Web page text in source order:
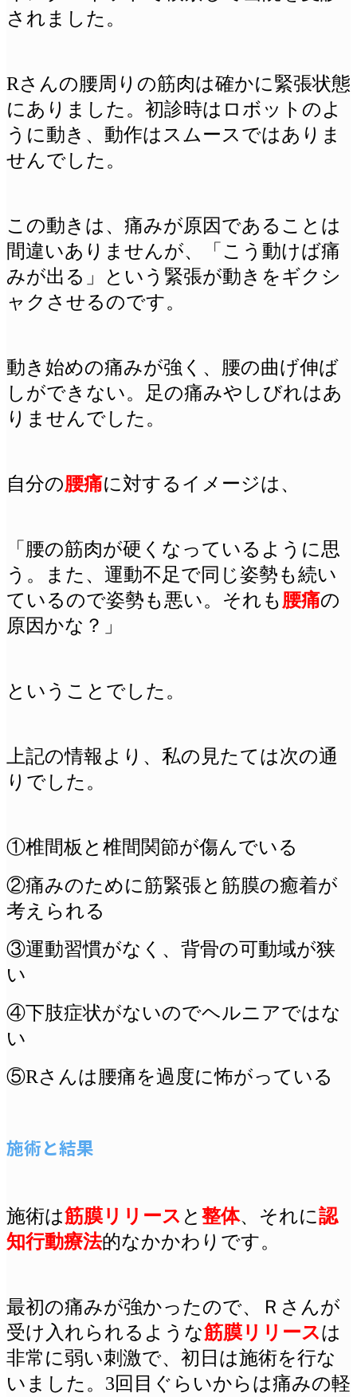
されました。
Rさんの腰周りの筋肉は確かに緊張状態
にありました。初診時はロボットのよ
うに動き、動作はスムースではありま
せんでした。
この動きは、痛みが原因であることは
間違いありませんが、「こう動けば痛
みが出る」という緊張が動きをギクシ
ャクさせるのです。
動き始めの痛みが強く、腰の曲げ伸ば
しができない。足の痛みやしびれはあ
りませんでした。
自分の腰痛に対するイメージは、
「 腰の筋肉が硬くなっているように思
う。また、運動不足で同じ姿勢も続い
ているので姿勢も悪い。それも腰痛の
原因かな？」
ということでした。
上記の情報より、私の見たては次の通
りでした。
①椎間板と椎間関節が傷んでいる
②痛みのために筋緊張と筋膜の癒着が
考えられる
③運動習慣がなく、背骨の可動域が狭
い
④下肢症状がないのでヘルニアではな
い
⑤Rさんは腰痛を過度に怖がっている
施術と結果
施術は筋膜リリース と 整体、 それに認
知行動療法的なかかわりです。
最初の痛みが強かったので、Ｒさんが
受け入れられるような筋膜リリースは
非常に弱い刺激で、初日は施術を行な
いました。3回目ぐらいからは痛みの軽